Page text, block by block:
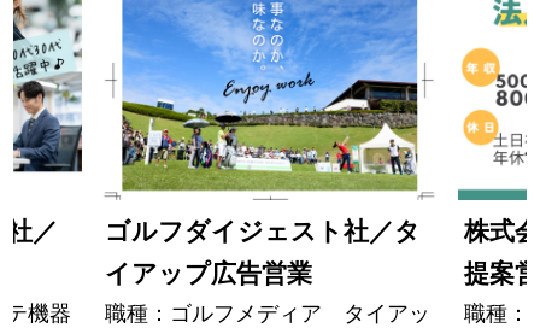
社／
機器
ゴルフダイジェスト社／タ
イアップ広告営業
職種：ゴルフメディア タイアッ
株式
提案
職種：